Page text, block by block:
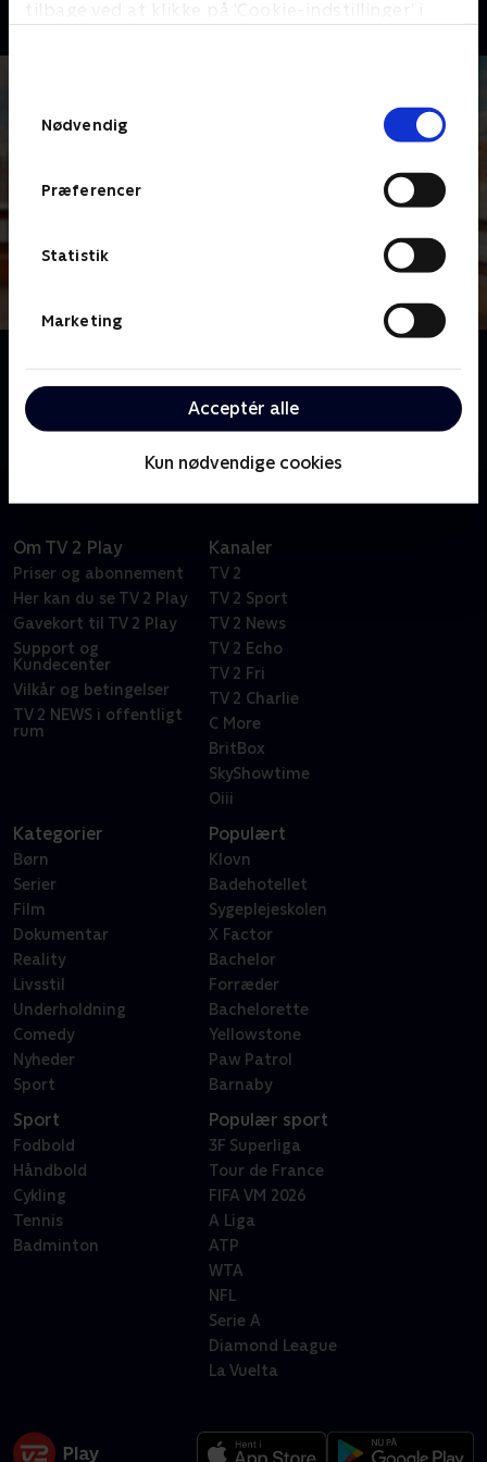
tilbage ved at klikke på ’Cookie-indstillinger’ i
Nødvendig
Præferencer
Statistik
Marketing
Acceptér alle
Kun nødvendige cookies
Meyerheim og hans panel af kendte danskere er klar
til at dele generøst ud af erfaringer og anekdoter for
at hjælpe danskerne med deres dilemmaer.
Om TV 2 Play
Priser og abonnement
Her kan du se TV 2 Play
Gavekort til TV 2 Play
Support og
Kundecenter
Vilkår og betingelser
TV 2 NEWS i offentligt
rum
Kanaler
TV 2
TV 2 Sport
TV 2 News
TV 2 Echo
TV 2 Fri
TV 2 Charlie
C More
BritBox
SkyShowtime
Oiii
Kategorier
Børn
Serier
Film
Dokumentar
Reality
Livsstil
Underholdning
Comedy
Nyheder
Sport
Populært
Klovn
Badehotellet
Sygeplejeskolen
X Factor
Bachelor
Forræder
Bachelorette
Yellowstone
Paw Patrol
Barnaby
Sport
Fodbold
Håndbold
Cykling
Tennis
Badminton
Populær sport
3F Superliga
Tour de France
FIFA VM 2026
A Liga
ATP
WTA
NFL
Serie A
Diamond League
La Vuelta